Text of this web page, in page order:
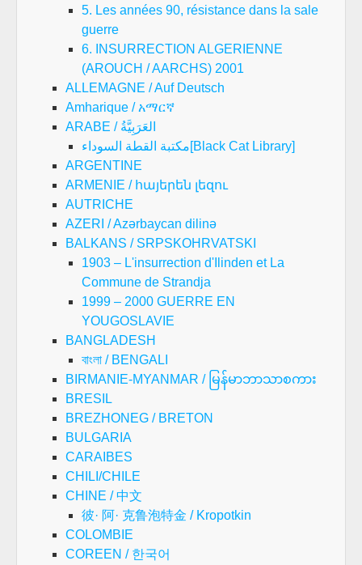
5. Les années 90, résistance dans la sale
guerre
6. INSURRECTION ALGERIENNE
(AROUCH / AARCHS) 2001
ALLEMAGNE / Auf Deutsch
Amharique / አማርኛ
ARABE / العَرَبِيَّةُ
مكتبة القطة السوداء[Black Cat Library]
ARGENTINE
ARMENIE / հայերեն լեզու
AUTRICHE
AZERI / Azərbaycan dilinə
BALKANS / SRPSKOHRVATSKI
1903 – L'insurrection d'Ilinden et La
Commune de Strandja
1999 – 2000 GUERRE EN
YOUGOSLAVIE
BANGLADESH
বাংলা / BENGALI
BIRMANIE-MYANMAR / မြန်မာဘာသာစကား
BRESIL
BREZHONEG / BRETON
BULGARIA
CARAIBES
CHILI/CHILE
CHINE / 中文
彼· 阿· 克鲁泡特金 / Kropotkin
COLOMBIE
COREEN / 한국어